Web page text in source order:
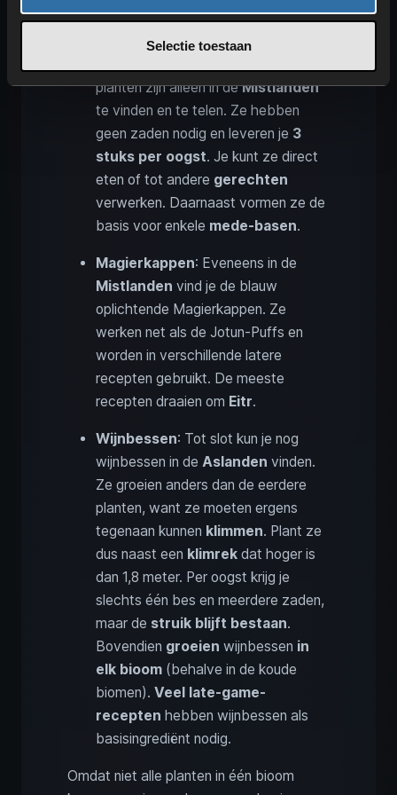
Selectie toestaan
gereedschapenkledingstukken.
planten zijn alleen in deMistlanden
te vinden en te telen. Ze hebben
geen zaden nodig en leveren je 3
stuks per oogst. Je kunt ze direct
eten of tot andere gerechten
verwerken. Daarnaast vormen ze de
basis voor enkele mede-basen.
Magierkappen: Eveneens in de
Mistlanden vind je de blauw
oplichtende Magierkappen. Ze
werken net als de Jotun-Puffs en
worden in verschillende latere
recepten gebruikt. De meeste
recepten draaien om Eitr.
Wijnbessen: Tot slot kun je nog
wijnbessen in de Aslanden vinden.
Ze groeien anders dan de eerdere
planten, want ze moeten ergens
tegenaan kunnen klimmen. Plant ze
dus naast een klimrek dat hoger is
dan 1,8 meter. Per oogst krijg je
slechts één bes en meerdere zaden,
maar de struik blijft bestaan.
Bovendien groeien wijnbessen in
elk bioom (behalve in de koude
biomen). Veel late-game-
recepten hebben wijnbessen als
basis­ingrediënt nodig.
Omdat niet alle planten in één bioom